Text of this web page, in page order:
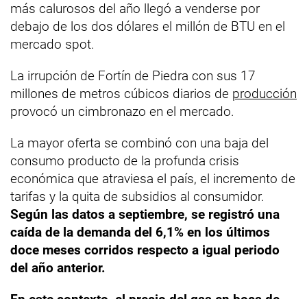
más calurosos del año llegó a venderse por
debajo de los dos dólares el millón de BTU en el
mercado spot.
La irrupción de Fortín de Piedra con sus 17
millones de metros cúbicos diarios de producción
provocó un cimbronazo en el mercado.
La mayor oferta se combinó con una baja del
consumo producto de la profunda crisis
económica que atraviesa el país, el incremento de
tarifas y la quita de subsidios al consumidor.
Según las datos a septiembre, se registró una
caída de la demanda del 6,1% en los últimos
doce meses corridos respecto a igual periodo
del año anterior.